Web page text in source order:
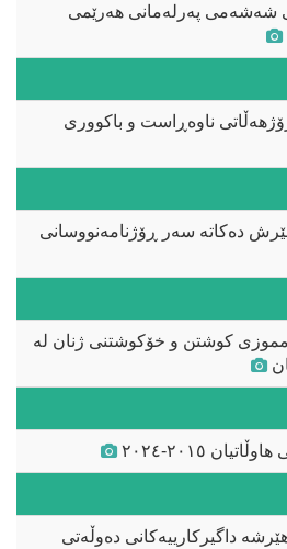
شەشەمی پەرلەمانی هەرێمی
ناوەڕاست و باکووری
دەکاتە سەر ڕۆژنامەنووسانی
کوشتن و خۆکوشتنی ژنان لە
٢٠١٥-٢٠٢٤
داگیرکارییەکانی دەوڵەتی